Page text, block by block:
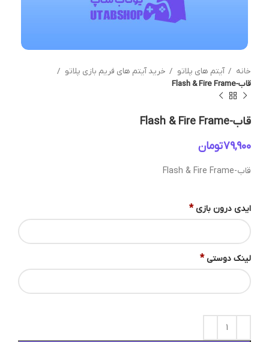
خانه آیتم های پلاتو
خرید آیتم های فریم بازی پلاتو
قاب-Flash & Fire Frame
قاب-Flash & Fire Frame
تومان
قاب-Flash & Fire Frame
ایدی درون بازی *
لینک دوستی *